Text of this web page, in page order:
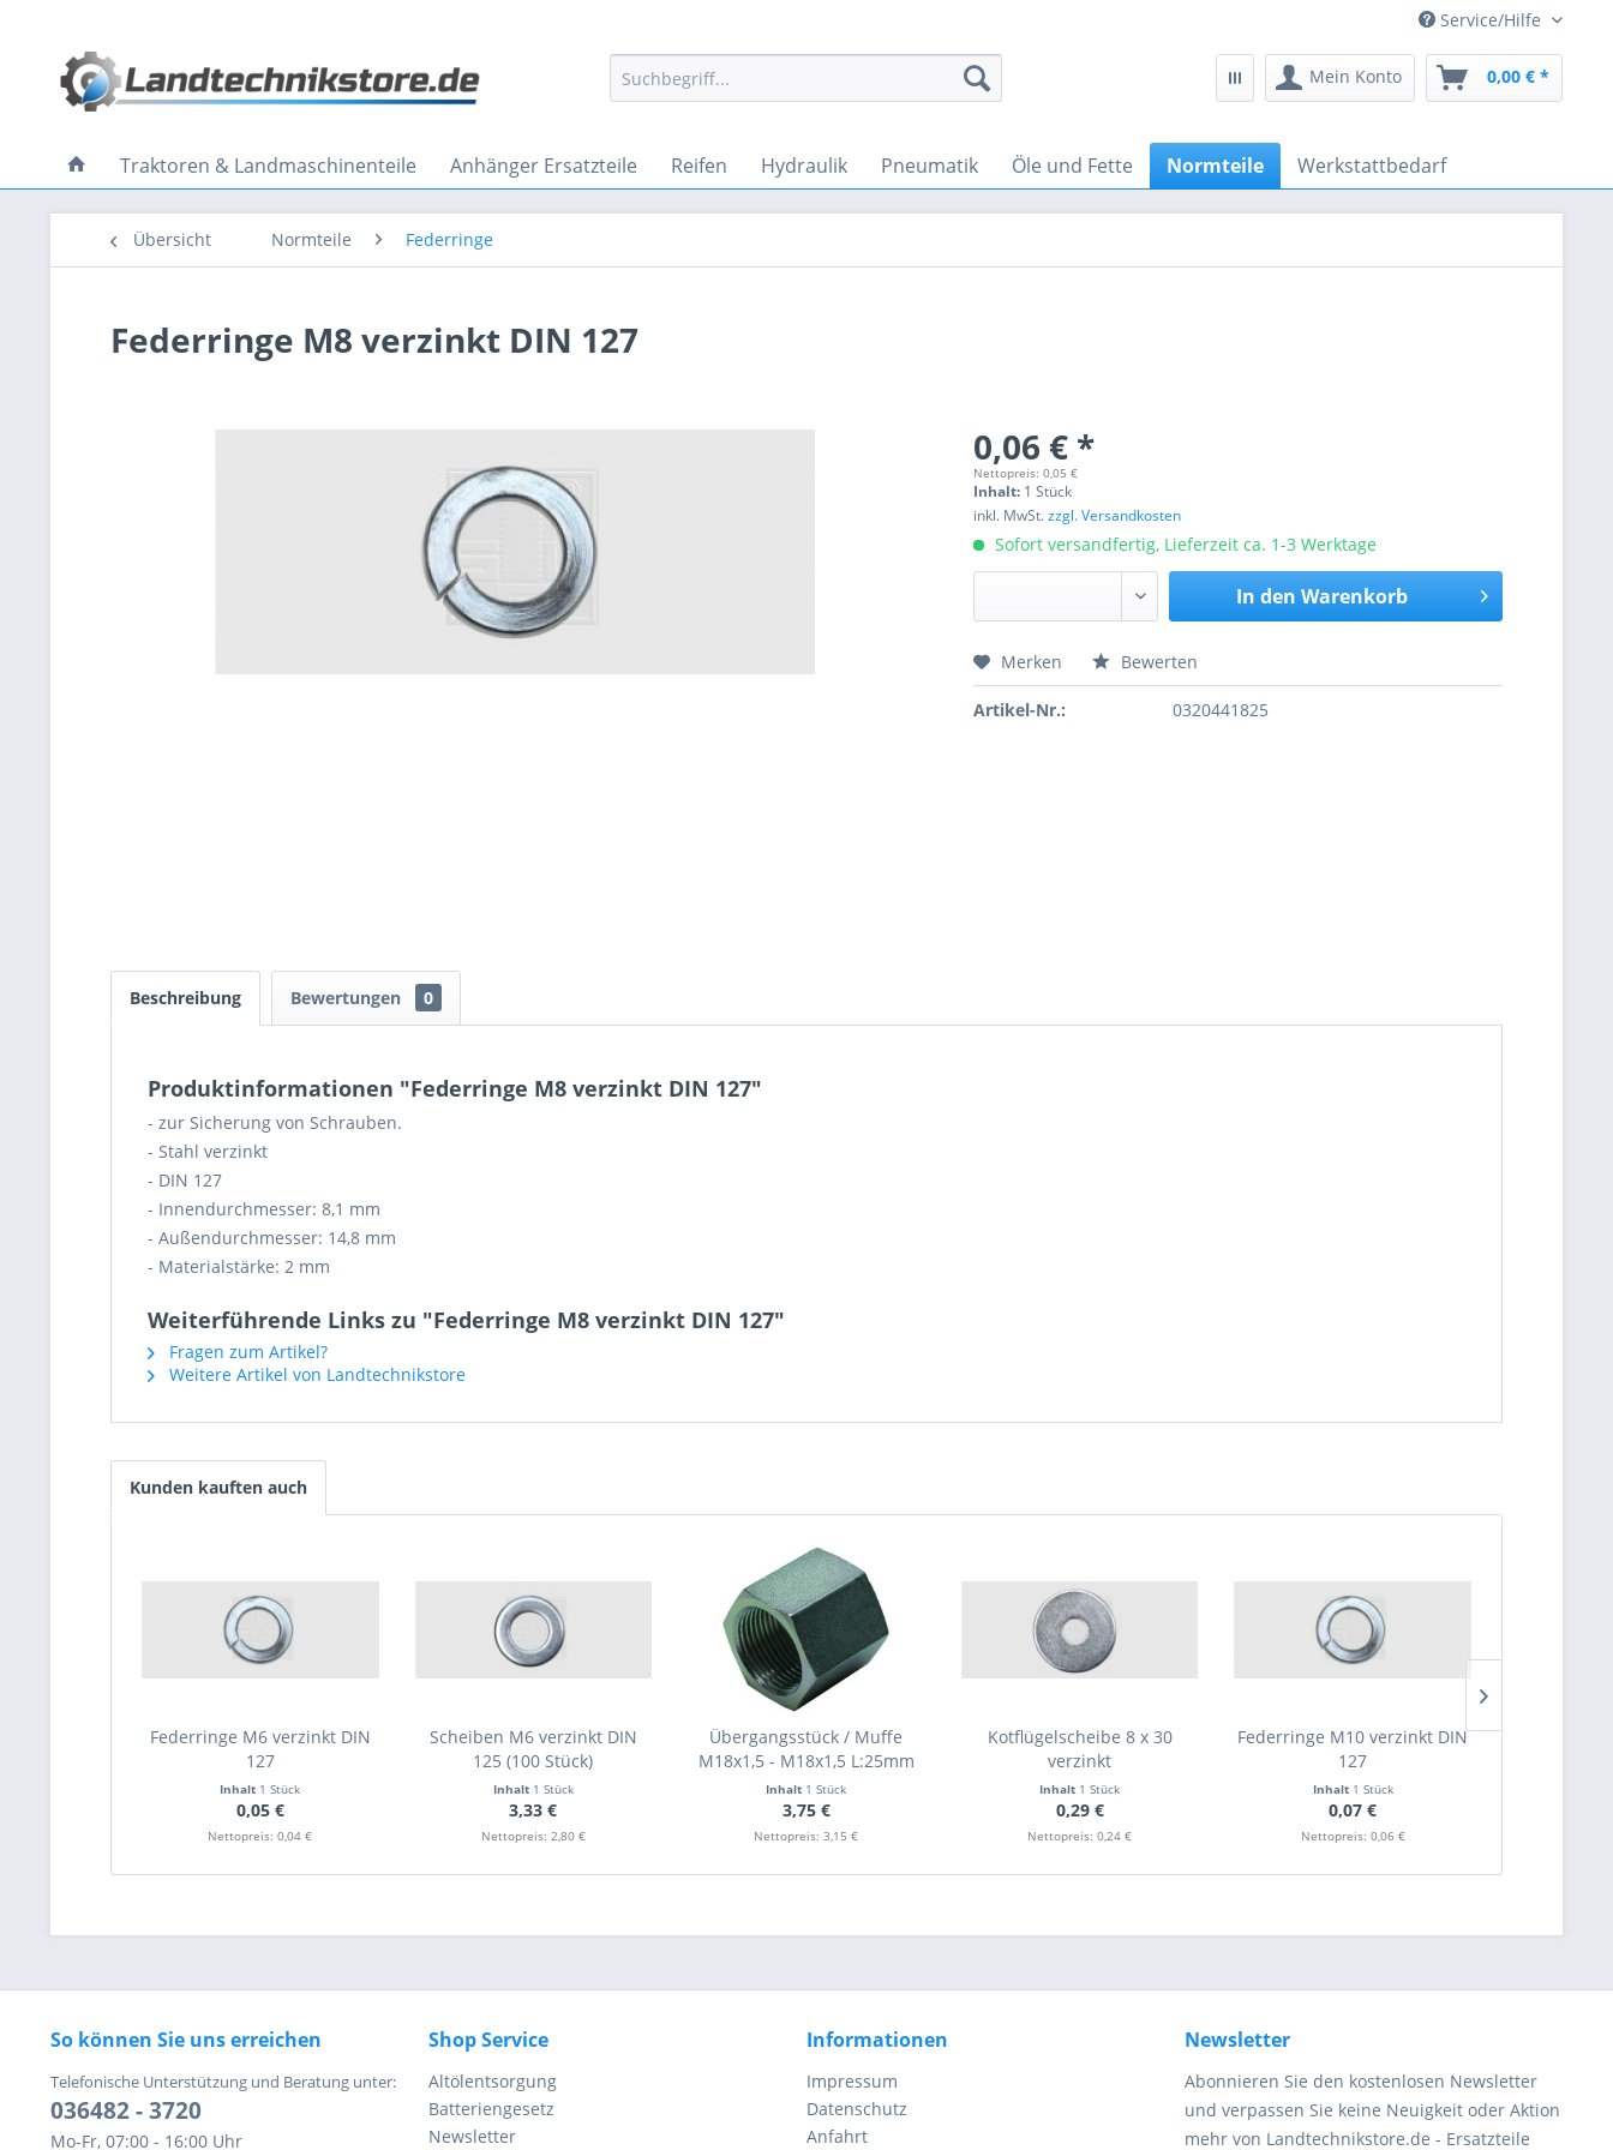
Service/Hilfe
Mein Konto 0,00 € *
Traktoren & Landmaschinenteile Anhänger Ersatzteile Reifen Hydraulik Pneumatik Öle und Fette Normteile Werkstattbedarf
Übersicht Normteile Federringe
Federringe M8 verzinkt DIN 127
0,06 € *
Nettopreis: 0,05 €
Inhalt: 1 Stück
inkl. MwSt.zzgl. Versandkosten
Sofort versandfertig, Lieferzeit ca. 1-3 Werktage
In den Warenkorb
Preis anfragen
Merken Bewerten
Artikel-Nr.: 0320441825
Beschreibung Bewertungen 0
Produktinformationen "Federringe M8 verzinkt DIN 127"
- zur Sicherung von Schrauben.
- Stahl verzinkt
- DIN 127
- Innendurchmesser: 8,1 mm
- Außendurchmesser: 14,8 mm
- Materialstärke: 2 mm
Weiterführende Links zu "Federringe M8 verzinkt DIN 127"
Fragen zum Artikel?
Weitere Artikel von Landtechnikstore
Kunden kauften auch
Federringe M6 verzinkt DIN
127
Inhalt 1 Stück
0,05 €
Nettopreis: 0,04 €
Scheiben M6 verzinkt DIN
125 (100 Stück)
Inhalt 1 Stück
3,33 €
Nettopreis: 2,80 €
Übergangsstück / Muffe
M18x1,5 - M18x1,5 L:25mm
Inhalt 1 Stück
3,75 €
Nettopreis: 3,15 €
Kotflügelscheibe 8 x 30
verzinkt
Inhalt 1 Stück
0,29 €
Nettopreis: 0,24 €
Federringe M10 verzinkt DIN
127
Inhalt 1 Stück
0,07 €
Nettopreis: 0,06 €
So können Sie uns erreichen
Telefonische Unterstützung und Beratung unter:
036482 - 3720
Mo-Fr, 07:00 - 16:00 Uhr
Shop Service
Altölentsorgung
Batteriengesetz
Newsletter
Informationen
Impressum
Datenschutz
Anfahrt
Newsletter
Abonnieren Sie den kostenlosen Newsletter
und verpassen Sie keine Neuigkeit oder Aktion
mehr von Landtechnikstore.de - Ersatzteile